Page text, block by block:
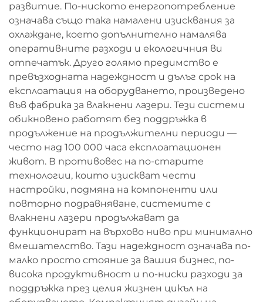
развитие. По-ниското енергопотребление
означава също така намалени изисквания за
охлаждане, което допълнително намалява
оперативните разходи и екологичния ви
отпечатък. Друго голямо предимство е
превъзходната надеждност и дълъг срок на
експлоатация на оборудването, произведено
във фабрика за влакнени лазери. Тези системи
обикновено работят без поддръжка в
продължение на продължителни периоди —
често над 100 000 часа експлоатационен
живот. В противовес на по-старите
технологии, които изискват чести
настройки, подмяна на компоненти или
повторно подравняване, системите с
влакнени лазери продължават да
функционират на върхово ниво при минимално
вмешателство. Тази надеждност означава по-
малко просто стояние за вашия бизнес, по-
висока продуктивност и по-ниски разходи за
поддръжка през целия жизнен цикъл на